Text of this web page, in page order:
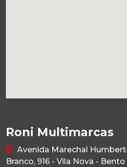
Roni Multimarcas
Avenida Marechal
Branco, 916 - Vila Nova -